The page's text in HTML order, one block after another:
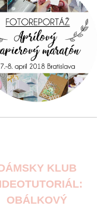
KLUB
OBÁLKOVÝ